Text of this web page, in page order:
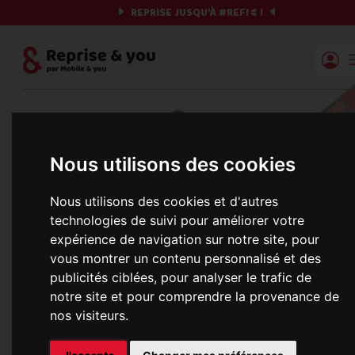
Nous utilisons des cookies
Nous utilisons des cookies et d'autres
technologies de suivi pour améliorer votre
expérience de navigation sur notre site, pour
vous montrer un contenu personnalisé et des
publicités ciblées, pour analyser le trafic de
notre site et pour comprendre la provenance de
nos visiteurs.
REPRISE JUSQU'À #REF!€ !
Reprise | Mobile & you
Préparez votre chrono et vos informations,
c'est parti !
Nous récupérons les meilleures
Une erreur est survenue :